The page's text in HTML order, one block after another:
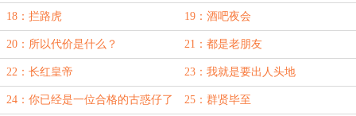
18：拦路虎 19：酒吧夜会
20：所以代价是什么？ 21：都是老朋友
22：长红皇帝 23：我就是要出人头地
24：你已经是一位合格的古惑仔了 25：群贤毕至